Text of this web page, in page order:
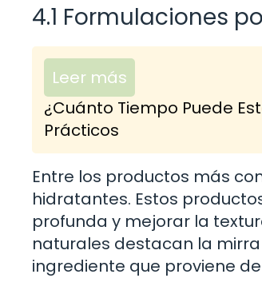
4.1 Formulaciones
Leer más
¿Cuánto Tiempo Puede
Prácticos
Entre los productos más
hidratantes. Estos
profunda y mejorar la
naturales destacan la
ingrediente que proviene